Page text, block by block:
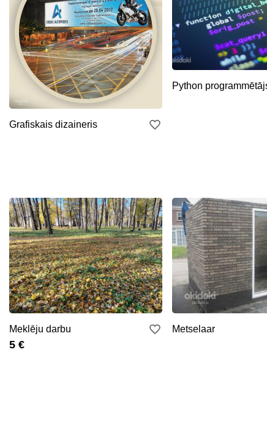
Grafiskais dizaineris
Python
Meklēju darbu
5 €
Metselaar